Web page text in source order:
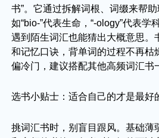
书”。它通过拆解词根、词缀来帮
如“bio-”代表生命，“-ology”代表学
遇到陌生词汇也能猜出大概意思。
和记忆口诀，背单词的过程不再枯
偏冷门，建议搭配其他高频词汇书
选书小贴士：适合自己的才是最好
挑词汇书时，别盲目跟风。基础薄